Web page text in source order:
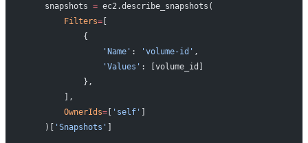
    snapshots
= ec2.describe_snapshots(
        Filters
=[
            {
                'Name'
: 'volume-id' ,
                'Values'
: [volume_id]
            },
        ],
        OwnerIds
=[ 'self' ]
    )[
'Snapshots' ]